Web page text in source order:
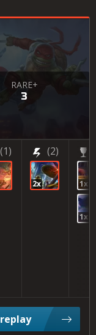
RARE+
3
(1) (2)
2x 1x
1x